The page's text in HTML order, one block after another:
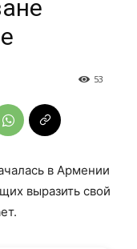
53
в Армении
выразить свой